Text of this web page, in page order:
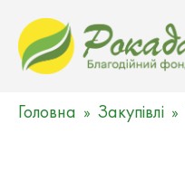
Головна Закупівлі